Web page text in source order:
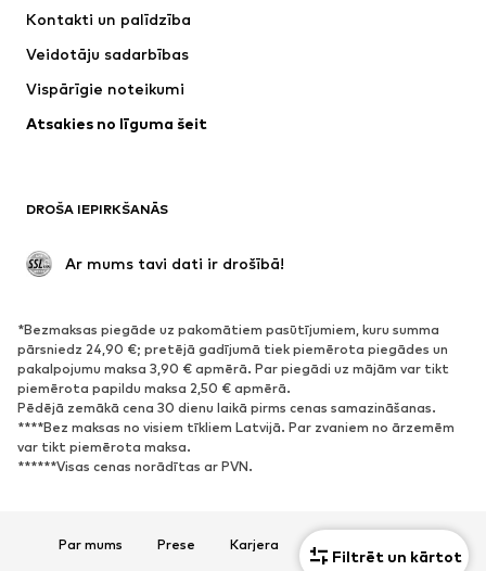
Filtrēt un kārtot
Uzvalki un žaketes
Peldbikses
Svinības
APAVI
Jaunumi
Atvērti apavi
Ekskluzīvi
SPORTS
Sporta apģērbs
Sporta veidi
Sporta apavi
Sporta mugursomas un somas
AKSESUĀRI
Kontakti un palīdzība
Veidotāju sadarbības
Vispārīgie noteikumi
Atsakies no līguma šeit
DROŠA IEPIRKŠANĀS
Ar mums tavi dati ir drošībā!
*Bezmaksas piegāde uz pakomātiem pasūtījumiem, kuru summa
pārsniedz 24,90 €; pretējā gadījumā tiek piemērota piegādes un
pakalpojumu maksa 3,90 € apmērā. Par piegādi uz mājām var tikt
piemērota papildu maksa 2,50 € apmērā.
Pēdējā zemākā cena 30 dienu laikā pirms cenas samazināšanas.
****Bez maksas no visiem tīkliem Latvijā. Par zvaniem no ārzemēm
var tikt piemērota maksa.
******Visas cenas norādītas ar PVN.
Par mums Prese Karjera
Datu aizsardzība